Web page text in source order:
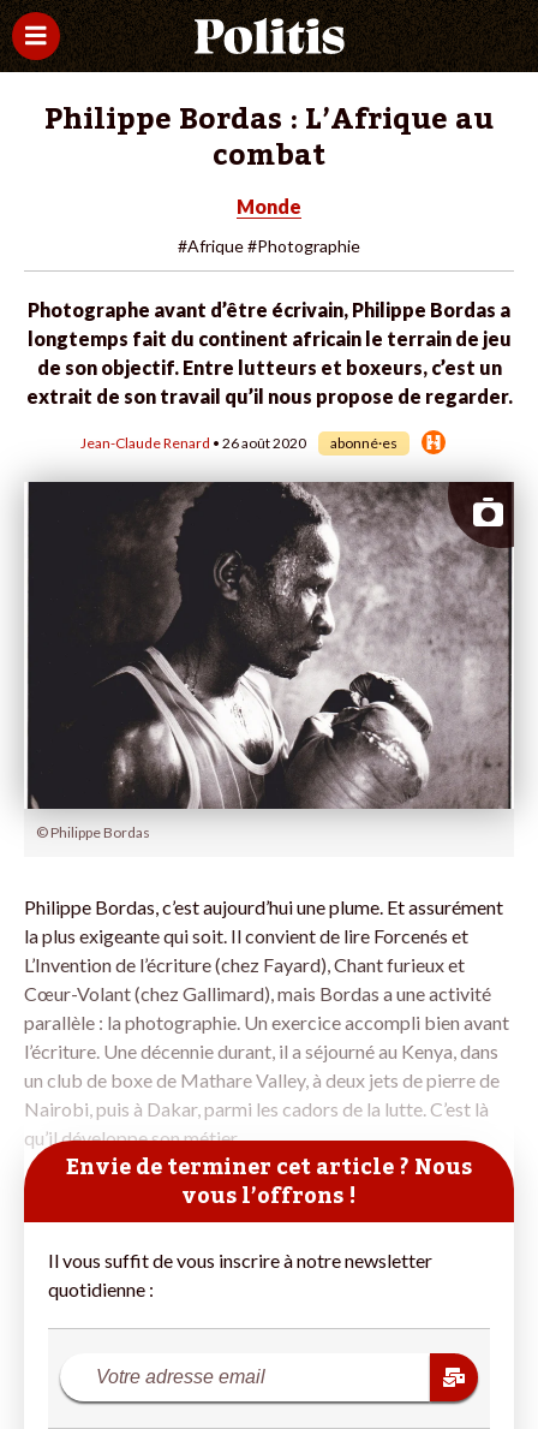
Philippe Bordas : L’Afrique au
combat
Monde
#Afrique#Photographie
Photographe avant d’être écrivain, Philippe Bordas a
longtemps fait du continent africain le terrain de jeu
de son objectif. Entre lutteurs et boxeurs, c’est un
extrait de son travail qu’il nous propose de regarder.
Jean-Claude Renard • 26 août 2020 abonné·es
© Philippe Bordas
Philippe Bordas, c’est aujourd’hui une plume. Et assurément
la plus exigeante qui soit. Il convient de lire Forcenés et
L’Invention de l’écriture (chez Fayard), Chant furieux et
Cœur-Volant (chez Gallimard), mais Bordas a une activité
parallèle : la photographie. Un exercice accompli bien avant
l’écriture. Une décennie durant, il a séjourné au Kenya, dans
un club de boxe de Mathare Valley, à deux jets de pierre de
Nairobi, puis à Dakar, parmi les cadors de la lutte. C’est là
qu’il développe son métier
Envie de terminer cet article ? Nous
vous l’offrons !
Il vous suffit de vous inscrire à notre newsletter
quotidienne :